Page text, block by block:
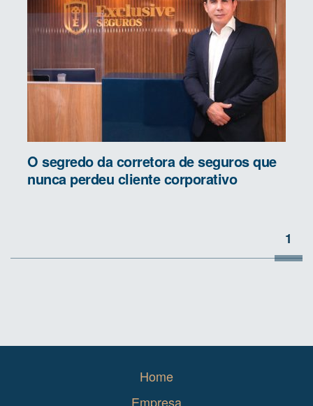
O segredo da corretora de seguros que
nunca perdeu cliente corporativo
1
Home
Empresa